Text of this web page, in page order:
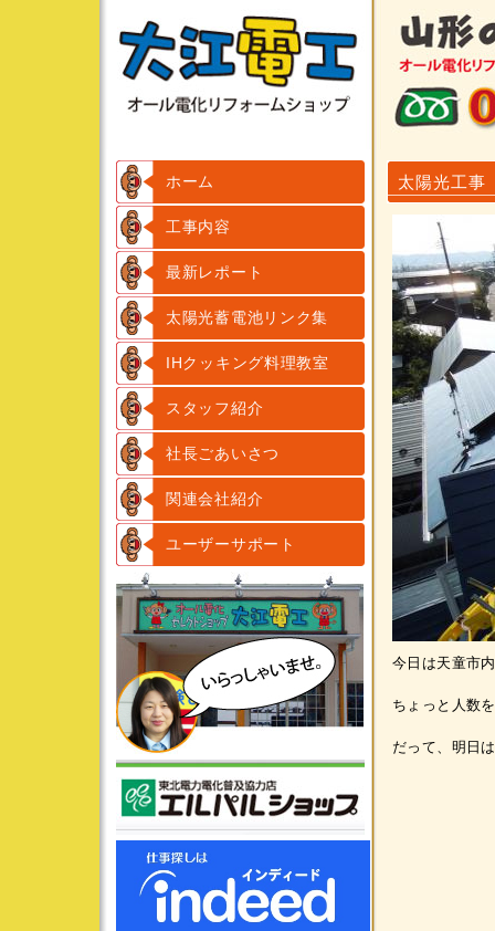
ホーム
工事内容
最新レポート
太陽光蓄電池リンク集
IHクッキング料理教室
スタッフ紹介
社長ごあいさつ
関連会社紹介
ユーザーサポート
太陽光工事
今日は天童市
ちょっと人数
だって、明日